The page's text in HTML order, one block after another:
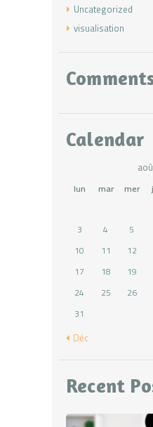
Uncategorized
visualisation
Calendar
lun mar mer
3
4 5
10
11 12
17
18 19
24
25 26
31
« Déc
Recent